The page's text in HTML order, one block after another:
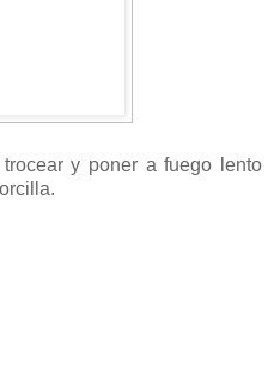
y poner a fuego lento